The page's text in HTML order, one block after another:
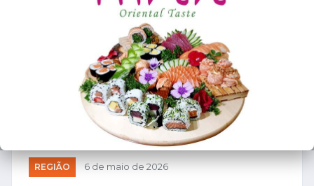
REGIÃO 6 de maio de 2026